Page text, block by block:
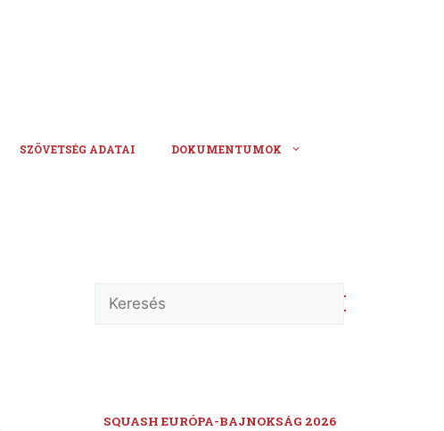
SZÖVETSÉG ADATAI DOKUMENTUMOK
SQUASH EURÓPA-BAJNOKSÁG 2026